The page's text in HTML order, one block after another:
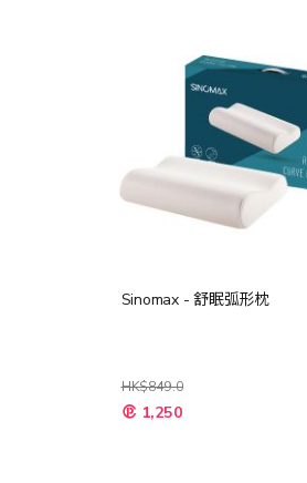
Sinomax - 舒眠弧形枕
HK$849.0
特
殊 1,250